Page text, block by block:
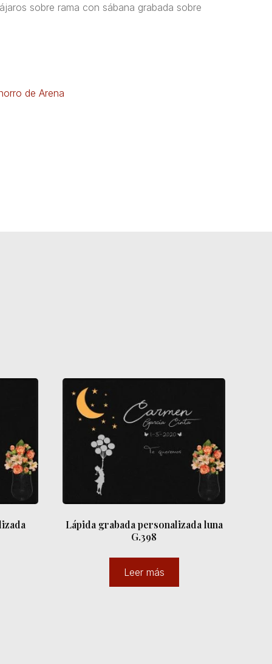
sobre rama con sábana grabada sobre
de Arena
Lápida grabada personalizada luna
G.398
Leer más